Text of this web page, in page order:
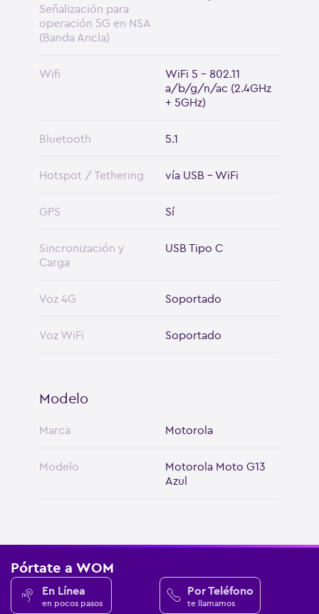
Señalización para
operación 5G en NSA
(Banda Ancla)
Wifi
WiFi 5 - 802.11
a/b/g/n/ac (2.4GHz
+ 5GHz)
Bluetooth 5.1
Hotspot / Tethering vía USB - WiFi
GPS Sí
Sincronización y
Carga
USB Tipo C
Voz 4G Soportado
Voz WiFi Soportado
Modelo
Marca Motorola
Modelo
Motorola Moto G13
Azul
Pórtate a WOM
En Línea
en pocos pasos
Por Teléfono
te llamamos